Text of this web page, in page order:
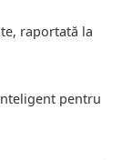
raportată la
pentru